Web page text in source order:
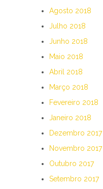
Agosto 2018
Julho 2018
Junho 2018
Maio 2018
Abril 2018
Março 2018
Fevereiro 2018
Janeiro 2018
Dezembro 2017
Novembro 2017
Outubro 2017
Setembro 2017